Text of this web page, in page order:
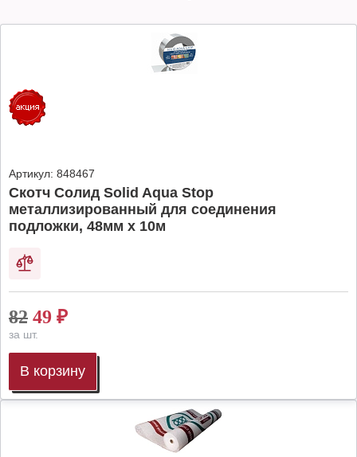
Артикул: 848467
Скотч Солид Solid Aqua Stop
металлизированный для соединения
подложки, 48мм х 10м
82 49 ₽
за шт.
В корзину